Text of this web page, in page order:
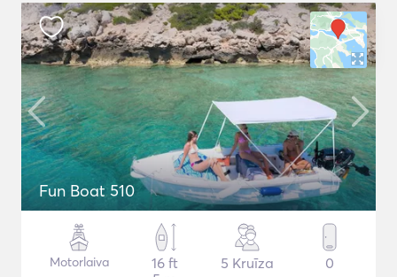
Fun Boat 510
Motorlaiva
16 ft
5 Kruīza 0